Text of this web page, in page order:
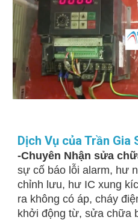
Dịch Vụ của Trần Gia
-Chuyên Nhận sửa
sự cố báo lỗi alarm, hư
chỉnh lưu, hư IC xung
ra không có áp, cháy
khởi động từ, sửa chữa